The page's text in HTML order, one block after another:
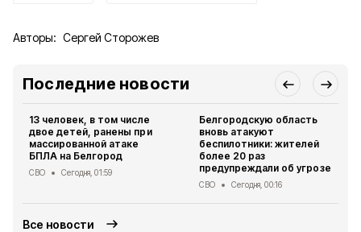
Авторы: Сергей Сторожев
Последние новости
13 человек, в том числе
двое детей, ранены при
массированной атаке
БПЛА на Белгород
СВО Сегодня, 01:59
Белгородскую область
вновь атакуют
беспилотники: жителей
более 20 раз
предупреждали об угрозе
СВО Сегодня, 00:16
Все новости